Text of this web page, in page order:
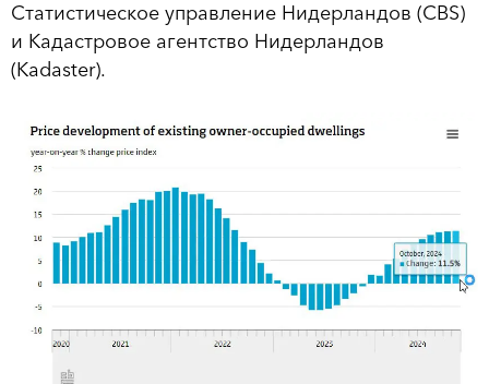
Статистическое управление Нидерландов (CBS)
и Кадастровое агентство Нидерландов
(Kadaster).